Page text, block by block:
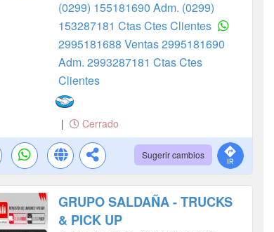
(0299) 155181690 Adm. (0299)
153287181 Ctas Ctes Clientes
2995181688 Ventas2995181690
Adm. 2993287181 Ctas Ctes
Clientes
| Cerrado
Sugerir cambios
GRUPO SALDAÑA - TRUCKS
& PICK UP